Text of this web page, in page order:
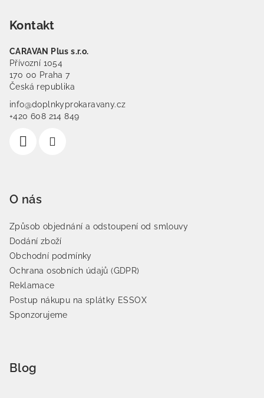
Kontakt
CARAVAN Plus s.r.o.
Přívozní 1054
170 00 Praha 7
Česká republika
info@doplnkyprokaravany.cz
+420 608 214 849
O nás
Způsob objednání a odstoupení od smlouvy
Dodání zboží
Obchodní podmínky
Ochrana osobních údajů (GDPR)
Reklamace
Postup nákupu na splátky ESSOX
Sponzorujeme
Blog